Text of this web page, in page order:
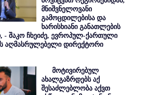
მნიშვნელოვანი
გამოცდილებისა და
ხარისხიანი განათლების
- შაკო ჩხეიძე, ევროპულ-ქართული
აღმასრულებელი დირექტორი
მოტივირებულ
ახალგაზრდებს აქ
შესაძლებლობა აქვთ